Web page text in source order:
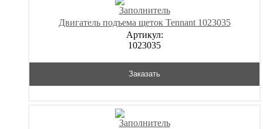
Двигатель подъема щеток Tennant 1023035
Артикул:
1023035
Заказать